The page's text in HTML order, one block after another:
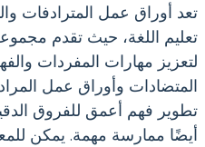
تعد أوراق عمل المترادفات
تعليم اللغة، حيث تقدم
لتعزيز مهارات المفردات
المتضادات وأوراق عمل
تطوير فهم أعمق للفروق
أيضًا ممارسة مهمة. يمكن